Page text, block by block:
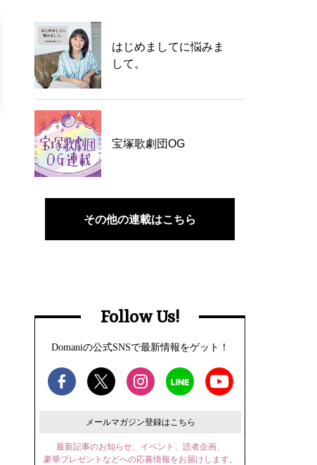
はじめましてに悩みま
して。
宝塚歌劇団OG
その他の連載はこちら
Follow Us!
Domaniの公式SNSで最新情報をゲット！
メールマガジン登録はこちら
最新記事のお知らせ、イベント、読者企画、
豪華プレゼントなどへの応募情報をお届けします。